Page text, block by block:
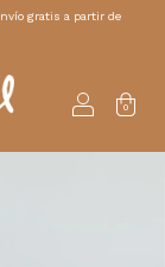
gratis a partir de
0